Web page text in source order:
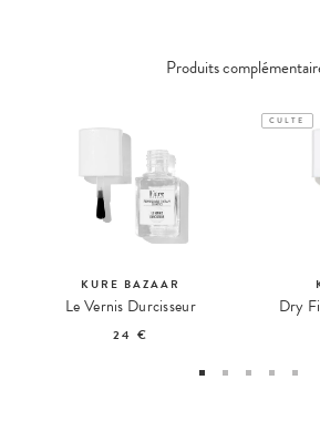
Produits
KURE BAZAAR
Le Vernis Durcisseur
24 €
CULTE
Dry